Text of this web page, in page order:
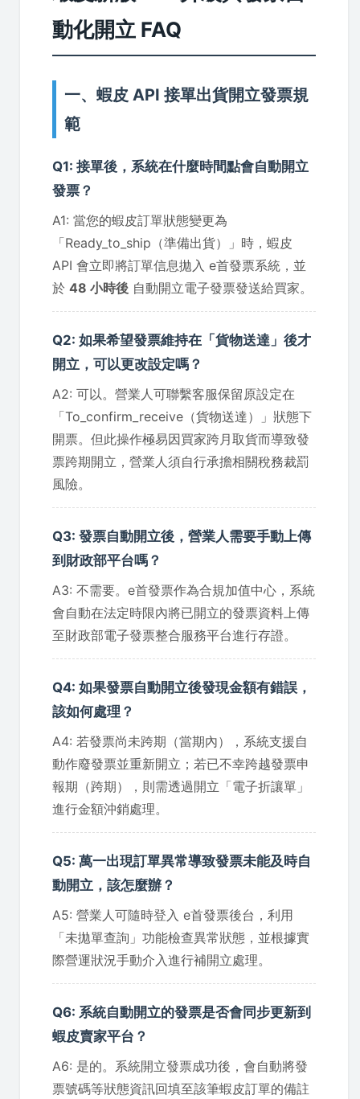
動化開立 FAQ
一、蝦皮 API 接單出貨開立發票規
範
Q1: 接單後，系統在什麼時間點會自動開立
發票？
A1: 當您的蝦皮訂單狀態變更為
「Ready_to_ship（準備出貨）」時，蝦皮
API 會立即將訂單信息拋入 e首發票系統，並
於 48 小時後 自動開立電子發票發送給買家。
Q2: 如果希望發票維持在「貨物送達」後才
開立，可以更改設定嗎？
A2: 可以。營業人可聯繫客服保留原設定在
「To_confirm_receive（貨物送達）」狀態下
開票。但此操作極易因買家跨月取貨而導致發
票跨期開立，營業人須自行承擔相關稅務裁罰
風險。
Q3: 發票自動開立後，營業人需要手動上傳
到財政部平台嗎？
A3: 不需要。e首發票作為合規加值中心，系統
會自動在法定時限內將已開立的發票資料上傳
至財政部電子發票整合服務平台進行存證。
Q4: 如果發票自動開立後發現金額有錯誤，
該如何處理？
A4: 若發票尚未跨期（當期內），系統支援自
動作廢發票並重新開立；若已不幸跨越發票申
報期（跨期），則需透過開立「電子折讓單」
進行金額沖銷處理。
Q5: 萬一出現訂單異常導致發票未能及時自
動開立，該怎麼辦？
A5: 營業人可隨時登入 e首發票後台，利用
「未拋單查詢」功能檢查異常狀態，並根據實
際營運狀況手動介入進行補開立處理。
Q6: 系統自動開立的發票是否會同步更新到
蝦皮賣家平台？
A6: 是的。系統開立發票成功後，會自動將發
票號碼等狀態資訊回填至該筆蝦皮訂單的備註